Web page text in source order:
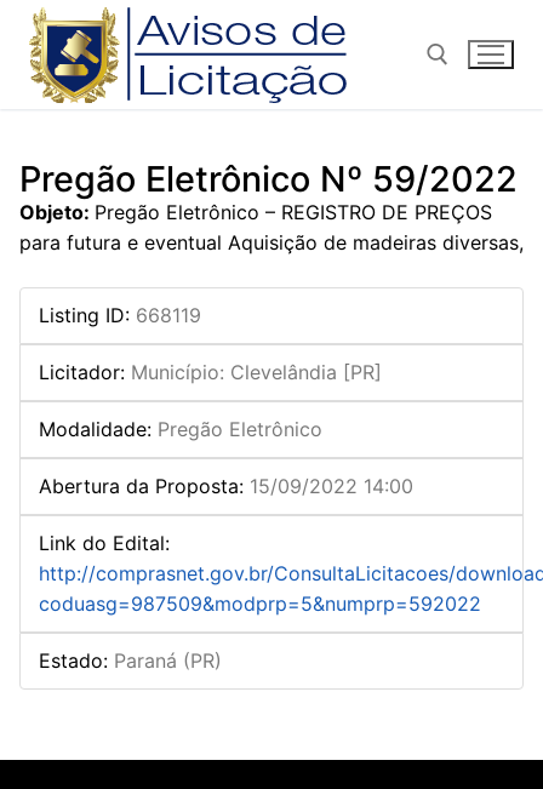
Pular
para
conteúdo
Pregão Eletrônico Nº 59/2022
Objeto: Pregão Eletrônico – REGISTRO DE PREÇOS
para futura e eventual Aquisição de madeiras diversas,
Listing ID: 668119
Licitador: Município: Clevelândia [PR]
Modalidade: Pregão Eletrônico
Abertura da Proposta: 15/09/2022 14:00
Link do Edital:
http://comprasnet.gov.br/ConsultaLicitacoes/
coduasg=987509&modprp=5&numprp=592022
Estado: Paraná (PR)